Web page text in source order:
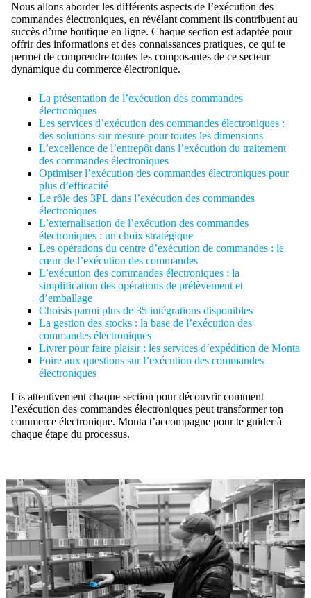
Nous allons aborder les différents aspects de l’exécution des
commandes électroniques, en révélant comment ils contribuent au
succès d’une boutique en ligne. Chaque section est adaptée pour
offrir des informations et des connaissances pratiques, ce qui te
permet de comprendre toutes les composantes de ce secteur
dynamique du commerce électronique.
La présentation de l’exécution des commandes
électroniques
Les services d’exécution des commandes électroniques :
des solutions sur mesure pour toutes les dimensions
L’excellence de l’entrepôt dans l’exécution du traitement
des commandes électroniques
Optimiser l’exécution des commandes électroniques pour
plus d’efficacité
Le rôle des 3PL dans l’exécution des commandes
électroniques
L’externalisation de l’exécution des commandes
électroniques : un choix stratégique
Les opérations du centre d’exécution de commandes : le
cœur de l’exécution des commandes
L’exécution des commandes électroniques : la
simplification des opérations de prélèvement et
d’emballage
Choisis parmi plus de 35 intégrations disponibles
La gestion des stocks : la base de l’exécution des
commandes électroniques
Livrer pour faire plaisir : les services d’expédition de Monta
Foire aux questions sur l’exécution des commandes
électroniques
Lis attentivement chaque section pour découvrir comment
l’exécution des commandes électroniques peut transformer ton
commerce électronique. Monta t’accompagne pour te guider à
chaque étape du processus.